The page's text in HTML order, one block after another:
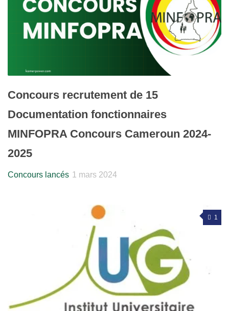
Concours recrutement de 15
Documentation fonctionnaires
MINFOPRA Concours Cameroun 2024-
2025
Concours lancés 1 mars 2024
1